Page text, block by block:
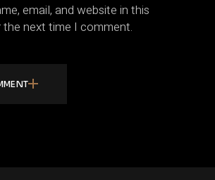
email, and website in this
next time I comment.